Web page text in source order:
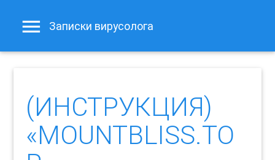
Записки вирусолога
(ИНСТРУКЦИЯ)
«MOUNTBLISS.TO